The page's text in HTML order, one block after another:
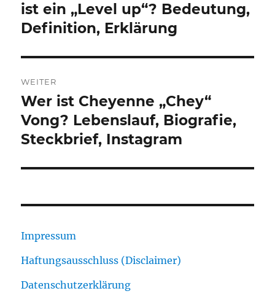
Beitrag:
ist ein „Level up“? Bedeutung,
Definition, Erklärung
WEITER
Nächster
Beitrag:
Wer ist Cheyenne „Chey“
Vong? Lebenslauf, Biografie,
Steckbrief, Instagram
Impressum
Haftungsausschluss (Disclaimer)
Datenschutzerklärung